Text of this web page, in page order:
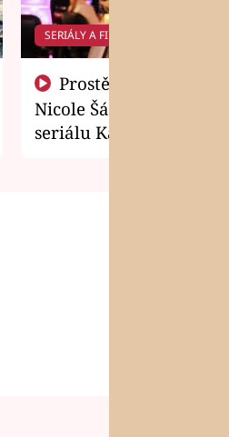
SERIÁLY A FILMY
Nicole Šáchová získala
seriálu Kamarádi